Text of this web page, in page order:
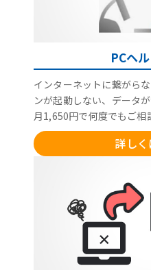
PCヘ
インターネットに繋がら
ンが起動しない、データ
月1,650円で何度でもご相
詳しく